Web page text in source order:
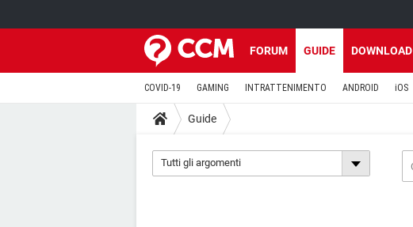
FORUM GUIDE DOWNLOAD
COVID-19 GAMING INTRATTENIMENTO ANDROID iOS
Guide
Tutti gli argomenti